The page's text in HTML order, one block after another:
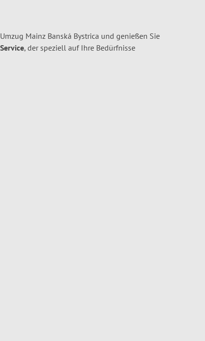
Mainz Banská Bystrica und genießen Sie
, der speziell auf Ihre Bedürfnisse